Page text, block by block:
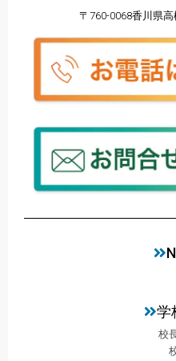
〒760-0068香川県
学
校